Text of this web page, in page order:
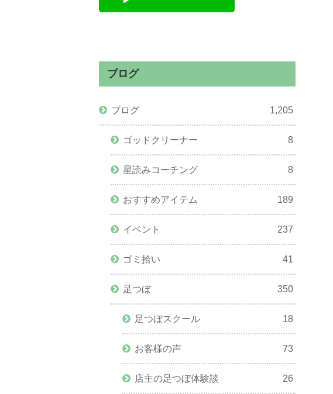
ブログ
ブログ 1,205
ゴッドクリーナー 8
星読みコーチング 8
おすすめアイテム 189
イベント 237
ゴミ拾い 41
足つぼ 350
足つぼスクール 18
お客様の声 73
店主の足つぼ体験談 26